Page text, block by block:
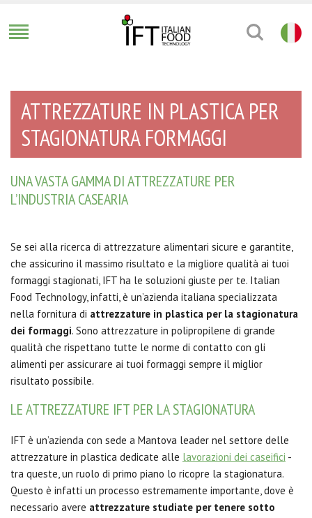
ATTREZZATURE IN PLASTICA PER
STAGIONATURA FORMAGGI
UNA VASTA GAMMA DI ATTREZZATURE PER
L’INDUSTRIA CASEARIA
Se sei alla ricerca di attrezzature alimentari sicure e garantite,
che assicurino il massimo risultato e la migliore qualità ai tuoi
formaggi stagionati, IFT ha le soluzioni giuste per te. Italian
Food Technology, infatti, è un’azienda italiana specializzata
nella fornitura di attrezzature in plastica per la stagionatura
dei formaggi. Sono attrezzature in polipropilene di grande
qualità che rispettano tutte le norme di contatto con gli
alimenti per assicurare ai tuoi formaggi sempre il miglior
risultato possibile.
LE ATTREZZATURE IFT PER LA STAGIONATURA
IFT è un’azienda con sede a Mantova leader nel settore delle
attrezzature in plastica dedicate alle lavorazioni dei caseifici -
tra queste, un ruolo di primo piano lo ricopre la stagionatura.
Questo è infatti un processo estremamente importante, dove è
necessario avere attrezzature studiate per tenere sotto